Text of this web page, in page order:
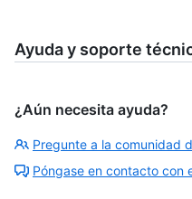
Ayuda y soporte
¿Aún necesita ayuda?
Pregunte a la comunidad
Póngase en contacto con